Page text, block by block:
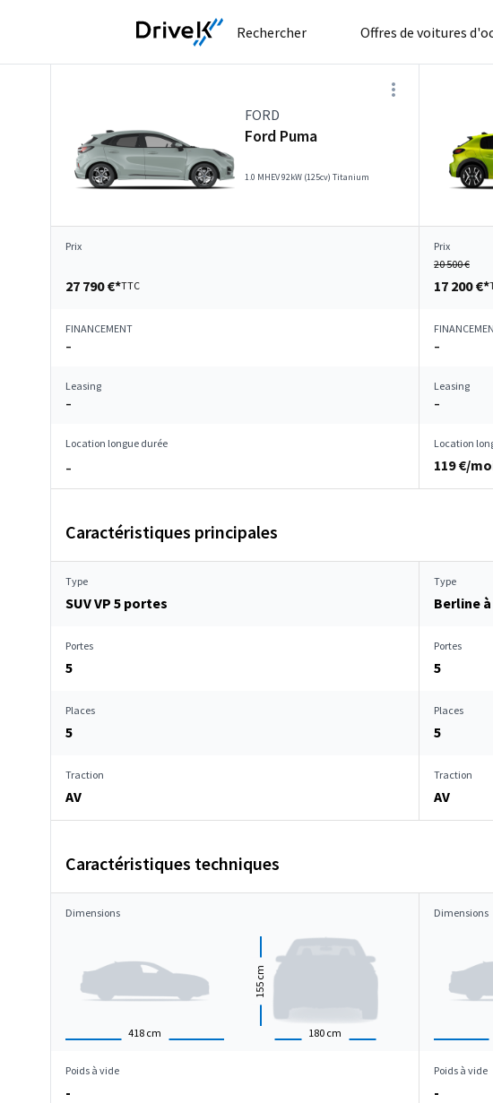
Rechercher Offres de voitures
FORD
Ford Puma
1.0 MHEV 92kW (125cv) Titanium
Prix
27 790 €*TTC
Prix
20 500 €
17 200 €*
FINANCEMENT
–
–
Leasing
–
Leasing
–
Location longue durée
–
Location
119 €/
Caractéristiques principales
Type
SUV VP 5 portes
Type
Berline
Portes
5
Portes
5
Places
5
Places
5
Traction
AV
Traction
AV
Caractéristiques techniques
Dimensions
418 cm 180 cm
155
cm
Dimensions
Poids à vide
-
Poids à vide
-